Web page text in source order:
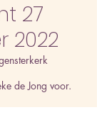
27
2022
de Jong voor.